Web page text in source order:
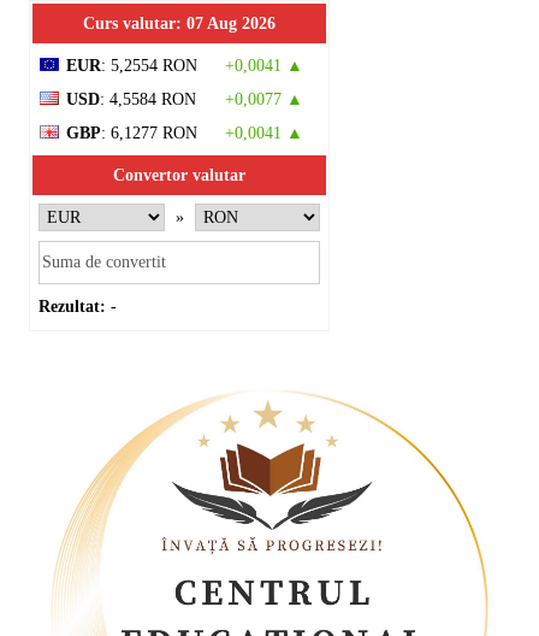
Curs valutar: 07 Aug 2026
EUR: 5,2554 RON
+0,0041 ▲
USD: 4,5584 RON
+0,0077 ▲
GBP: 6,1277 RON +0,0041 ▲
Convertor valutar
»
Rezultat: -